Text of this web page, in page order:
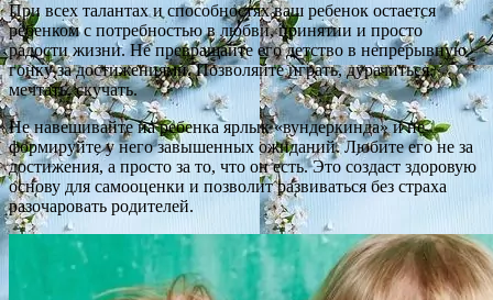
При всех талантах и способностях ваш ребенок остается
ребенком с потребностью в любви, принятии и просто
радости жизни. Не превращайте его детство в непрерывную
гонку за достижениями. Позволяйте играть, дурачиться,
мечтать, скучать.
Не навешивайте на ребенка ярлык «вундеркинда» и не
формируйте у него завышенных ожиданий. Любите его не за
достижения, а просто за то, что он есть. Это создаст здоровую
основу для самооценки и позволит развиваться без страха
разочаровать родителей.